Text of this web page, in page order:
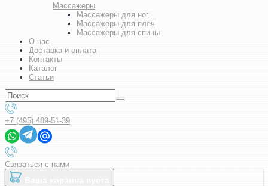
Массажеры
Массажеры для ног
Массажеры для плеч
Массажеры для спины
О нас
Доставка и оплата
Контакты
Каталог
Статьи
+7 (495) 489-51-39
Связаться с нами